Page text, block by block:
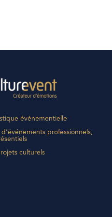
événementielle
professionnels,
culturels